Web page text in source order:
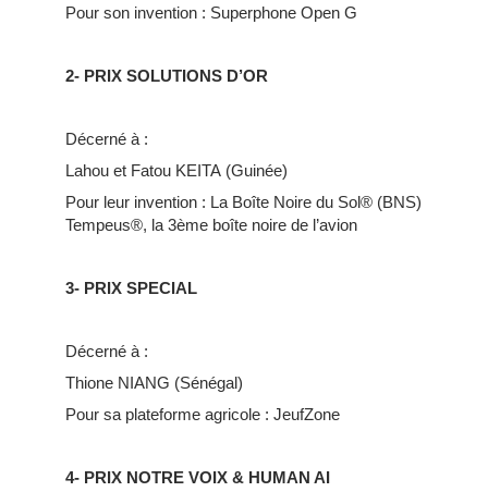
Pour son invention : Superphone Open G
2- PRIX SOLUTIONS D’OR
Décerné à :
Lahou et Fatou KEITA (Guinée)
Pour leur invention : La Boîte Noire du Sol® (BNS)
Tempeus®, la 3ème boîte noire de l’avion
3- PRIX SPECIAL
Décerné à :
Thione NIANG (Sénégal)
Pour sa plateforme agricole : JeufZone
4- PRIX NOTRE VOIX & HUMAN AI